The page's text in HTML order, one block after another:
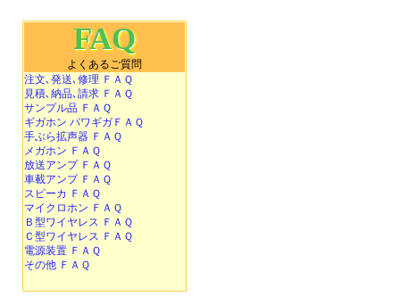
FAQ
よくあるご質問
注文､発送､修理 ＦＡＱ
見積､納品､請求 ＦＡＱ
サンプル品 ＦＡＱ
ギガホン パワギガＦＡＱ
手ぶら拡声器 ＦＡＱ
メガホン ＦＡＱ
放送アンプ ＦＡＱ
車載アンプ ＦＡＱ
スピーカ ＦＡＱ
マイクロホン ＦＡＱ
Ｂ型ワイヤレス ＦＡＱ
Ｃ型ワイヤレス ＦＡＱ
電源装置 ＦＡＱ
その他 ＦＡＱ